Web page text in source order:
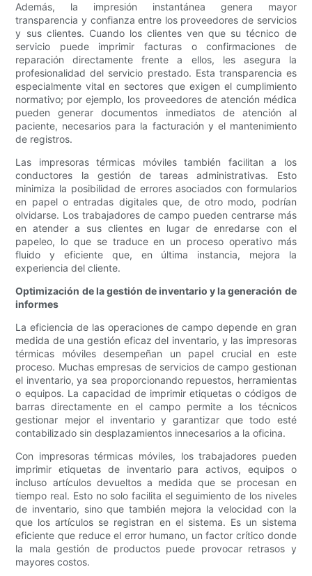
Además, la impresión instantánea genera mayor
transparencia y confianza entre los proveedores de servicios
y sus clientes. Cuando los clientes ven que su técnico de
servicio puede imprimir facturas o confirmaciones de
reparación directamente frente a ellos, les asegura la
profesionalidad del servicio prestado. Esta transparencia es
especialmente vital en sectores que exigen el cumplimiento
normativo; por ejemplo, los proveedores de atención médica
pueden generar documentos inmediatos de atención al
paciente, necesarios para la facturación y el mantenimiento
de registros.
Las impresoras térmicas móviles también facilitan a los
conductores la gestión de tareas administrativas. Esto
minimiza la posibilidad de errores asociados con formularios
en papel o entradas digitales que, de otro modo, podrían
olvidarse. Los trabajadores de campo pueden centrarse más
en atender a sus clientes en lugar de enredarse con el
papeleo, lo que se traduce en un proceso operativo más
fluido y eficiente que, en última instancia, mejora la
experiencia del cliente.
Optimización de la gestión de inventario y la generación de
informes
La eficiencia de las operaciones de campo depende en gran
medida de una gestión eficaz del inventario, y las impresoras
térmicas móviles desempeñan un papel crucial en este
proceso. Muchas empresas de servicios de campo gestionan
el inventario, ya sea proporcionando repuestos, herramientas
o equipos. La capacidad de imprimir etiquetas o códigos de
barras directamente en el campo permite a los técnicos
gestionar mejor el inventario y garantizar que todo esté
contabilizado sin desplazamientos innecesarios a la oficina.
Con impresoras térmicas móviles, los trabajadores pueden
imprimir etiquetas de inventario para activos, equipos o
incluso artículos devueltos a medida que se procesan en
tiempo real. Esto no solo facilita el seguimiento de los niveles
de inventario, sino que también mejora la velocidad con la
que los artículos se registran en el sistema. Es un sistema
eficiente que reduce el error humano, un factor crítico donde
la mala gestión de productos puede provocar retrasos y
mayores costos.